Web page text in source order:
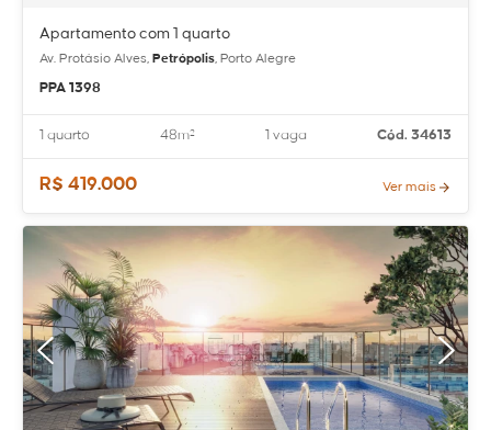
Apartamento com 1 quarto
Av. Protásio Alves, Petrópolis, Porto Alegre
PPA 1398
1 quarto 48m² 1 vaga Cód. 34613
R$ 419.000 Ver mais